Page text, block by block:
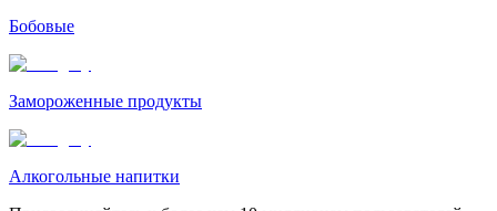
Бобовые
Замороженные продукты
Алкогольные напитки